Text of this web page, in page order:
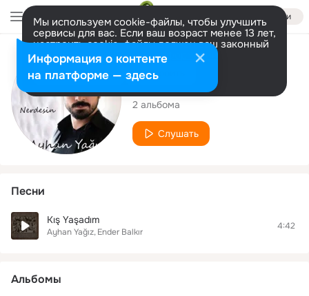
Войти
Мы используем cookie-файлы, чтобы улучшить
сервисы для вас. Если ваш возраст менее 13 лет,
настроить cookie-файлы должен ваш законный
представитель. Больше информации
Разрешить все Настроить
Исполнитель
Ayhan Yağız
2 альбома
Слушать
Песни
Kış Yaşadım
Ayhan Yağız Ender Balkır
4:42
Альбомы
Информация о контенте
на платформе — здесь